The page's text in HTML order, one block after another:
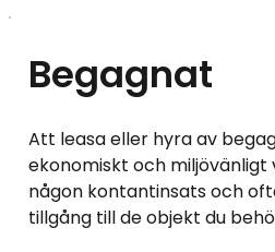
Begagnat
Att leasa eller hyra av
ekonomiskt och miljövänligt
någon kontantinsats och
tillgång till de objekt du